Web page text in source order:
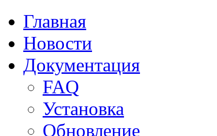
Главная
Новости
Документация
FAQ
Установка
Обновление